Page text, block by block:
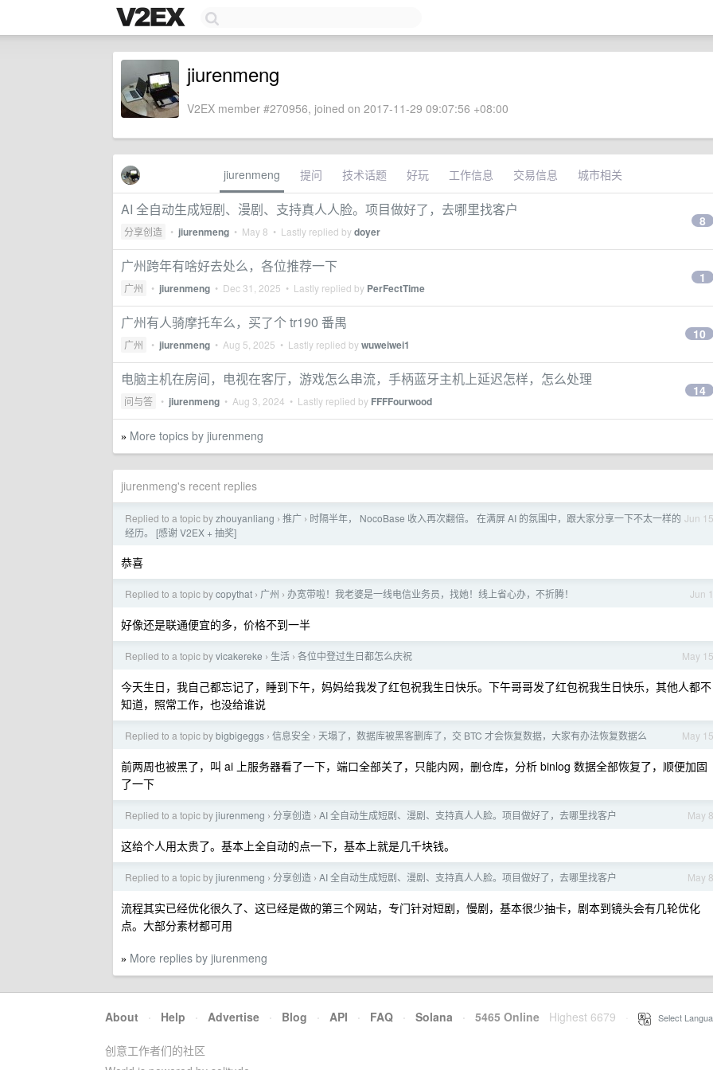
jiurenmeng
V2EX member #270956, joined on 2017-11-29 09:07:56 +08:00
jiurenmeng 提问 技术话题 好玩 工作信息 交易信息 城市相关
AI 全自动生成短剧、漫剧、支持真人人脸。项目做好了，去哪里找客户
分享创造 • jiurenmeng • May 8 • Lastly replied bydoyer
8
广州跨年有啥好去处么，各位推荐一下
广州 • jiurenmeng • Dec 31, 2025 • Lastly replied by PerFectTime
1
广州有人骑摩托车么，买了个 tr190 番禺
广州 • jiurenmeng • Aug 5, 2025 • Lastly replied bywuweiwei1
10
电脑主机在房间，电视在客厅，游戏怎么串流，手柄蓝牙主机上延迟怎样，怎么处理
问与答 • jiurenmeng • Aug 3, 2024 • Lastly replied by FFFFourwood
14
» More topics by jiurenmeng
jiurenmeng's recent replies
Jun 15
Replied to a topic byzhouyanliang › 推广 › 时隔半年， NocoBase 收入再次翻倍。 在满屏 AI 的氛围中，跟大家分享一下不太一样的
经历。 [感谢 V2EX + 抽奖]
恭喜
Jun 1
Replied to a topic bycopythat › 广州 › 办宽带啦！我老婆是一线电信业务员，找她！线上省心办，不折腾！
好像还是联通便宜的多，价格不到一半
May 15
Replied to a topic byvicakereke › 生活 › 各位中登过生日都怎么庆祝
今天生日，我自己都忘记了，睡到下午，妈妈给我发了红包祝我生日快乐。下午哥哥发了红包祝我生日快乐，其他人都不
知道，照常工作，也没给谁说
May 15
Replied to a topic bybigbigeggs › 信息安全 › 天塌了，数据库被黑客删库了，交 BTC 才会恢复数据，大家有办法恢复数据么
前两周也被黑了，叫 ai 上服务器看了一下，端口全部关了，只能内网，删仓库，分析 binlog 数据全部恢复了，顺便加固
了一下
May 8
Replied to a topic byjiurenmeng › 分享创造 › AI 全自动生成短剧、漫剧、支持真人人脸。项目做好了，去哪里找客户
这给个人用太贵了。基本上全自动的点一下，基本上就是几千块钱。
May 8
Replied to a topic byjiurenmeng › 分享创造 › AI 全自动生成短剧、漫剧、支持真人人脸。项目做好了，去哪里找客户
流程其实已经优化很久了、这已经是做的第三个网站，专门针对短剧，慢剧，基本很少抽卡，剧本到镜头会有几轮优化
点。大部分素材都可用
» More replies by jiurenmeng
About · Help · Advertise · Blog · API · FAQ · Solana · 5465 Online Highest 6679 Select
创意工作者们的社区